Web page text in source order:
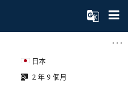
日本
2 年 9 個月